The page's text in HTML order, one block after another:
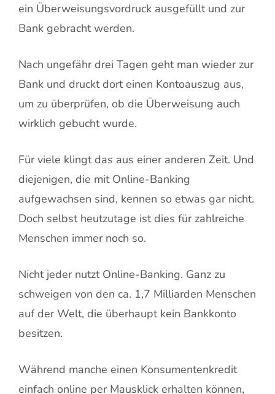
ein Überweisungsvordruck ausgefüllt und zur
Bank gebracht werden.
Nach ungefähr drei Tagen geht man wieder zur
Bank und druckt dort einen Kontoauszug aus,
um zu überprüfen, ob die Überweisung auch
wirklich gebucht wurde.
Für viele klingt das aus einer anderen Zeit. Und
diejenigen, die mit Online-Banking
aufgewachsen sind, kennen so etwas gar nicht.
Doch selbst heutzutage ist dies für zahlreiche
Menschen immer noch so.
Nicht jeder nutzt Online-Banking. Ganz zu
schweigen von den ca. 1,7 Milliarden Menschen
auf der Welt, die überhaupt kein Bankkonto
besitzen.
Während manche einen Konsumentenkredit
einfach online per Mausklick erhalten können,